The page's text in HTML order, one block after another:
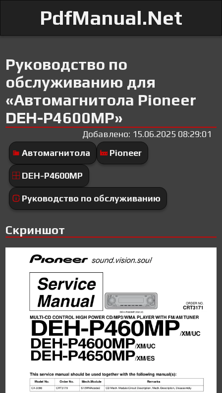
PdfManual.Net
Руководство по
обслуживанию для
«Автомагнитола Pioneer
DEH-P4600MP»
Добавлено: 15.06.2025 08:29:01
Автомагнитола
Pioneer
DEH-P4600MP
Руководство по обслуживанию
Скриншот